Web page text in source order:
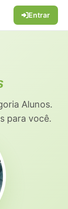
Entrar
Alunos.
para você.